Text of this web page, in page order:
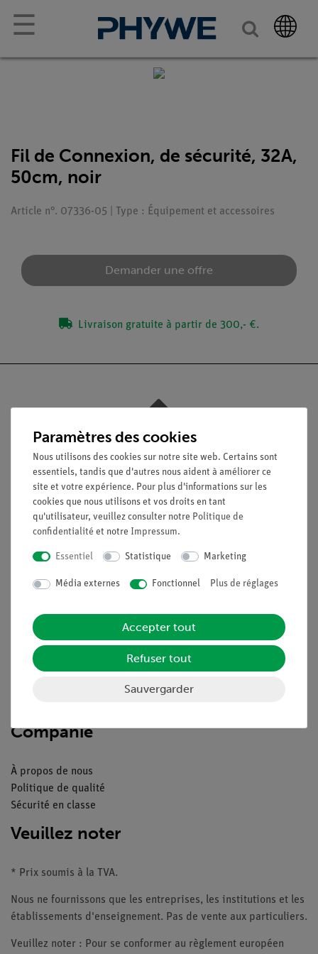
☰
Fil de Connexion, de sécurité, 32A,
50cm, noir
Article n°. 07336-05 | Type : Équipement et accessoires
Demander une offre
Livraison gratuite à partir de 300,- €.
Nach oben
Légal
Contact
Conditions générales de vente
Déclaration de confidentialité
Service
Aperçu du service
Téléchargements
Catalogue
Companie
À propos de nous
Politique de qualité
Sécurité en classe
Veuillez noter
* Prix soumis à la TVA.
Nous ne fournissons que les entreprises, les institutions et les
établissements d'enseignement. Pas de vente aux particuliers.
Veuillez noter : Pour se conformer au règlement européen
Paramètres des cookies
Nous utilisons des cookies sur notre site web. Certains sont
essentiels, tandis que d'autres nous aident à améliorer ce
site et votre expérience. Pour plus d'informations sur les
cookies que nous utilisons et vos droits en tant
qu'utilisateur, veuillez consulter notre Politique de
confidentialité et notre Impressum.
Essentiel Statistique Marketing
Média externes Fonctionnel Plus de réglages
Accepter tout
Refuser tout
Sauvergarder